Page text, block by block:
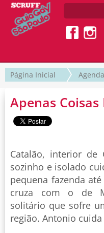
Página Inicial Agenda
Apenas Coisas
Catalão, interior de
sozinho e isolado
pequena fazenda
cruza com o de
solitário que sofre
região. Antonio